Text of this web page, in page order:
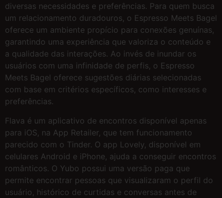
diversas necessidades e preferências. Para quem busca
um relacionamento duradouros, o Espresso Meets Bagel
oferece um ambiente propício para conexões genuínas,
garantindo uma experiência que valoriza o conteúdo e
a qualidade das interações. Ao invés de inundar os
usuários com uma infinidade de perfis, o Espresso
Meets Bagel oferece sugestões diárias selecionadas
com base em critérios específicos, como interesses e
preferências.
Flava é um aplicativo de encontros disponível apenas
para iOS, na App Retailer, que tem funcionamento
parecido com o Tinder. O app Lovely, disponível em
celulares Android e iPhone, ajuda a conseguir encontros
românticos. O Yubo possui uma versão paga que
permite encontrar pessoas que visualizaram o perfil do
usuário, histórico de curtidas e conversas antes de